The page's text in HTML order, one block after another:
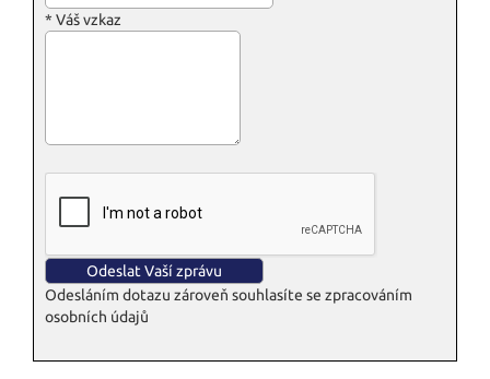
* Váš vzkaz
Odesláním dotazu zároveň souhlasíte se zpracováním
osobních údajů